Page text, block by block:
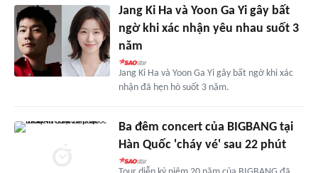
Jang Ki Ha và Yoon Ga Yi gây bất
ngờ khi xác nhận yêu nhau suốt 3
năm
Jang Ki Ha và Yoon Ga Yi gây bất ngờ khi xác
nhận đã hẹn hò suốt 3 năm.
Ba đêm concert của BIGBANG tại
Hàn Quốc 'cháy vé' sau 22 phút